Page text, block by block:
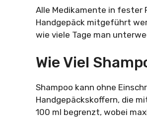
Alle Medikamente in fester
Handgepäck mitgeführt
wie viele Tage man
Wie Viel
Shampoo kann ohne
Handgepäckskoffern, die
100 ml begrenzt, wobei